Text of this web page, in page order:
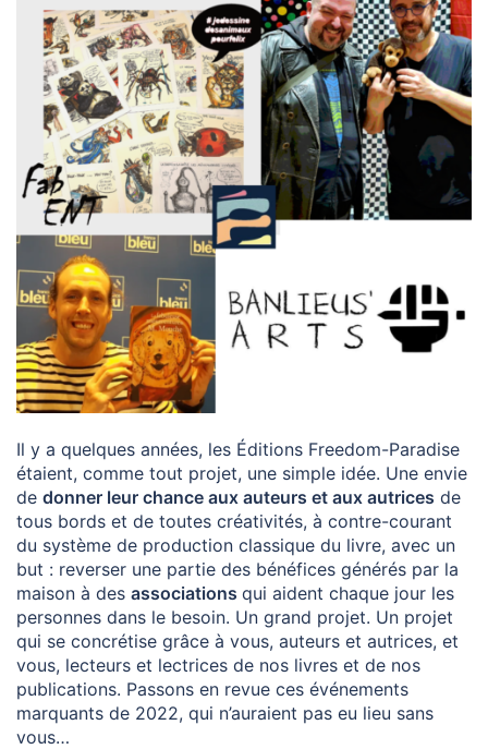
Il y a quelques années, les Éditions Freedom-Paradise
étaient, comme tout projet, une simple idée. Une envie
de donner leur chance aux auteurs et aux autrices de
tous bords et de toutes créativités, à contre-courant
du système de production classique du livre, avec un
but : reverser une partie des bénéfices générés par la
maison à des associations qui aident chaque jour les
personnes dans le besoin. Un grand projet. Un projet
qui se concrétise grâce à vous, auteurs et autrices, et
vous, lecteurs et lectrices de nos livres et de nos
publications. Passons en revue ces événements
marquants de 2022, qui n’auraient pas eu lieu sans
vous…